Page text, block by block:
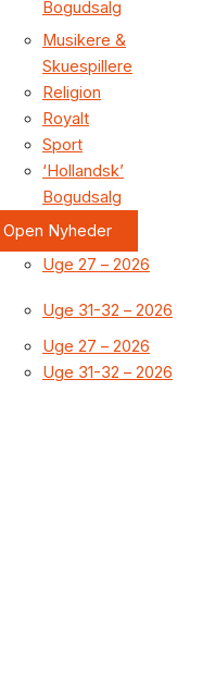
Bogudsalg
Musikere &
Skuespillere
Religion
Royalt
Sport
‘Hollandsk’
Bogudsalg
Open Nyheder
Uge 27 – 2026
Uge 31-32 – 2026
Uge 27 – 2026
Uge 31-32 – 2026